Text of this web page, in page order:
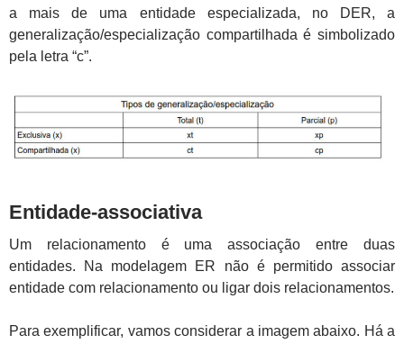
a mais de uma entidade especializada, no DER, a
generalização/especialização compartilhada é simbolizado
pela letra “c”.
Entidade-associativa
Um relacionamento é uma associação entre duas
entidades. Na modelagem ER não é permitido associar
entidade com relacionamento ou ligar dois relacionamentos.
Para exemplificar, vamos considerar a imagem abaixo. Há a